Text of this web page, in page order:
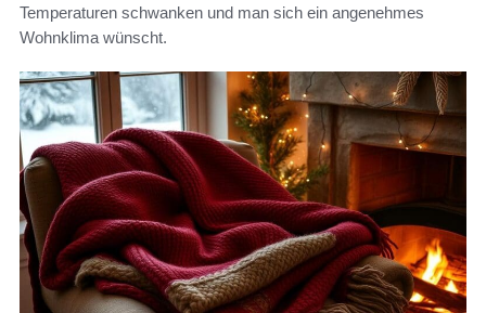
Temperaturen schwanken und man sich ein angenehmes
Wohnklima wünscht.